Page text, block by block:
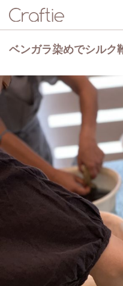
ベンガラ染めでシルク